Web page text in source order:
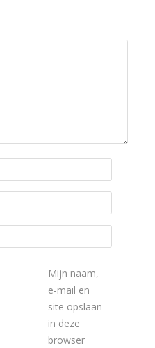
Mijn naam,
e-mail en
site opslaan
in deze
browser